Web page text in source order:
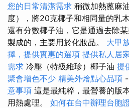
您的日常清潔需求 稍微加熱蓖麻
度），將20克椰子和相同量的乳
還有分數椰子油，它是通過去除
製成的，主要用於化妝品。 大甲
擇，提供實惠的選項 提供私人居
需求 冷壓（特級維珍）椰子油 提
聚會增色不少 精美外燴點心品項 -
意事項 這是最純粹，最營養的版
用熱處理。 如何在台中辦理台胞